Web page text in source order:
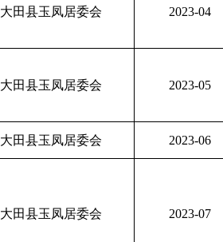
大田县玉凤居委会 2023-04
大田县玉凤居委会 2023-05
大田县玉凤居委会 2023-06
大田县玉凤居委会 2023-07